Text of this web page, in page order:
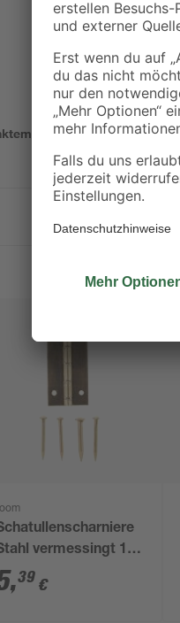
Stahl
vermessingt 12
x 25 mm 4 Stück
,39 €